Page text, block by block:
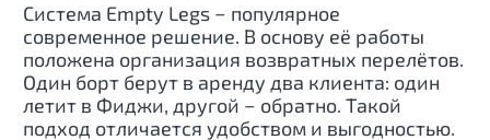
Система Empty Legs − популярное
современное решение. В основу её работы
положена организация возвратных перелётов.
Один борт берут в аренду два клиента: один
летит в Фиджи, другой − обратно. Такой
подход отличается удобством и выгодностью.